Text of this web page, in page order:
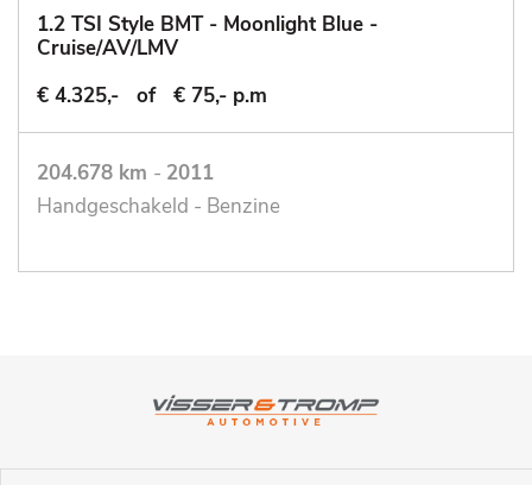
1.2 TSI Style BMT - Moonlight Blue -
Cruise/AV/LMV
€ 4.325,-
of € 75,- p.m
204.678 km - 2011
Handgeschakeld - Benzine